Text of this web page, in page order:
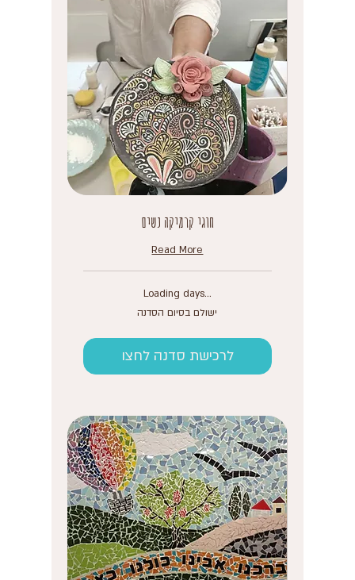
חוגי קרמיקה נשים
Read More
Loading days...
ישולם בסיום הסדנה
לרכישת סדנה לחצו